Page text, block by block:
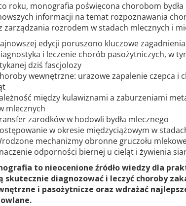
roku, monografia poświęcona chorobom
informacji na temat rozpoznawania
zarządzania rozrodem w stadach mlecznych i
edycji poruszono kluczowe
i leczenie chorób pasożytniczych, w
dziś fascjolozy
wewnętrzne: urazowe zapalenie czepca i
między kulawiznami a zaburzeniami
mlecznych
zarodków w hodowli bydła mlecznego
w okresie międzyciążowym w
mechanizmy obronne gruczołu
odporności biernej u cieląt i żywienia
to nieocenione źródło wiedzy dla
skutecznie diagnozować i leczyć choroby
i pasożytnicze oraz wdrażać